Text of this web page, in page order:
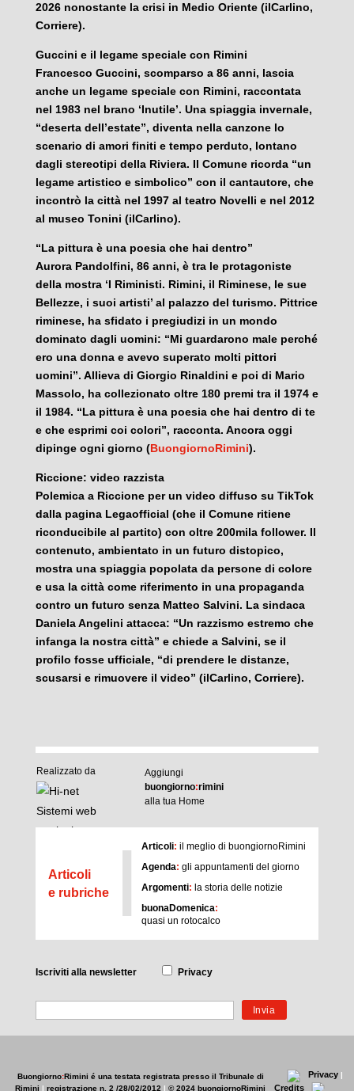
2026 nonostante la crisi in Medio Oriente (ilCarlino,
Corriere).
Guccini e il legame speciale con Rimini
Francesco Guccini, scomparso a 86 anni, lascia
anche un legame speciale con Rimini, raccontata
nel 1983 nel brano ‘Inutile’. Una spiaggia invernale,
“deserta dell’estate”, diventa nella canzone lo
scenario di amori finiti e tempo perduto, lontano
dagli stereotipi della Riviera. Il Comune ricorda “un
legame artistico e simbolico” con il cantautore, che
incontrò la città nel 1997 al teatro Novelli e nel 2012
al museo Tonini (ilCarlino).
“La pittura è una poesia che hai dentro”
Aurora Pandolfini, 86 anni, è tra le protagoniste
della mostra ‘I Riministi. Rimini, il Riminese, le sue
Bellezze, i suoi artisti’ al palazzo del turismo. Pittrice
riminese, ha sfidato i pregiudizi in un mondo
dominato dagli uomini: “Mi guardarono male perché
ero una donna e avevo superato molti pittori
uomini”. Allieva di Giorgio Rinaldini e poi di Mario
Massolo, ha collezionato oltre 180 premi tra il 1974 e
il 1984. “La pittura è una poesia che hai dentro di te
e che esprimi coi colori”, racconta. Ancora oggi
dipinge ogni giorno (BuongiornoRimini).
Riccione: video razzista
Polemica a Riccione per un video diffuso su TikTok
dalla pagina Legaofficial (che il Comune ritiene
riconducibile al partito) con oltre 200mila follower. Il
contenuto, ambientato in un futuro distopico,
mostra una spiaggia popolata da persone di colore
e usa la città come riferimento in una propaganda
contro un futuro senza Matteo Salvini. La sindaca
Daniela Angelini attacca: “Un razzismo estremo che
infanga la nostra città” e chiede a Salvini, se il
profilo fosse ufficiale, “di prendere le distanze,
scusarsi e rimuovere il video” (ilCarlino, Corriere).
Realizzato da
Aggiungi
buongiorno:rimini
alla tua Home
Articoli
e rubriche
I Articoli: il meglio di buongiornoRimini
Agenda: gli appuntamenti del giorno
Argomenti: la storia delle notizie
buonaDomenica:
quasi un rotocalco
Iscriviti alla newsletter Privacy
Buongiorno:Rimini é una testata registrata presso il Tribunale di
Rimini | registrazione n. 2 /28/02/2012 | © 2024 buongiornoRimini
Privacy |
Credits